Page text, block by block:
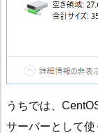
うちでは、
サーバーとして使